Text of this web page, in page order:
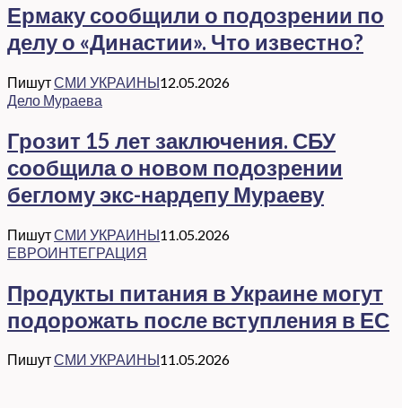
Ермаку сообщили о подозрении по
делу о «Династии». Что известно?
ПишутСМИ УКРАИНЫ12.05.2026
Дело Мураева
Грозит 15 лет заключения. СБУ
сообщила о новом подозрении
беглому экс-нардепу Мураеву
ПишутСМИ УКРАИНЫ11.05.2026
ЕВРОИНТЕГРАЦИЯ
Продукты питания в Украине могут
подорожать после вступления в ЕС
ПишутСМИ УКРАИНЫ11.05.2026